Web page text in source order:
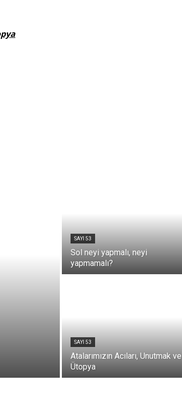
SAYI 53
Sol neyi yapmalı, neyi
yapmamalı?
SAYI 53
Atalarımızın Acıları, Unutmak ve
Ütopya